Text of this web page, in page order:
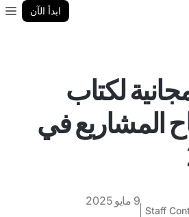
ابدأ الآن
لكتاب
المشاريع في
Staff
9 مايو 2025